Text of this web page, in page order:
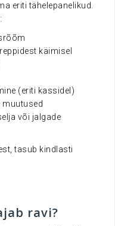
eriti tähelepanelikud.
käimisel
(eriti kassidel)
või jalgade
tasub kindlasti
ravi?